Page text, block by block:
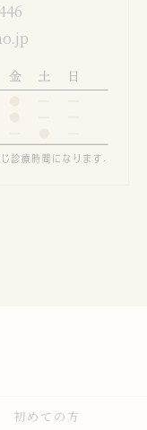
初めての方